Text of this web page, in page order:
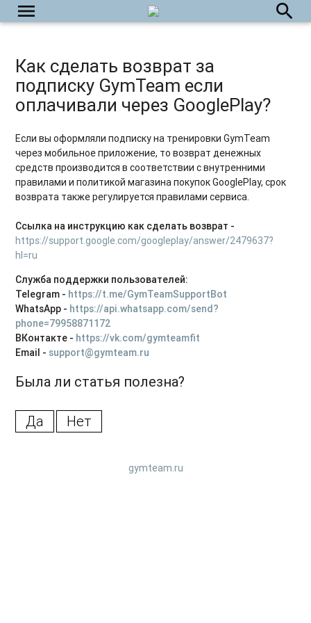
menu search
Как сделать возврат за
подписку GymTeam если
оплачивали через GooglePlay?
Если вы оформляли подписку на тренировки GymTeam
через мобильное приложение, то возврат денежных
средств производится в соответствии с внутренними
правилами и политикой магазина покупок GooglePlay, срок
возврата также регулируется правилами сервиса.
Ссылка на инструкцию как сделать возврат -
https://support.google.com/googleplay/answer/2479637?
hl=ru
Служба поддержки пользователей:
Telegram - https://t.me/GymTeamSupportBot
WhatsApp - https://api.whatsapp.com/send?
phone=79958871172
ВКонтакте - https://vk.com/gymteamfit
Email - support@gymteam.ru
Была ли статья полезна?
Да Нет
gymteam.ru